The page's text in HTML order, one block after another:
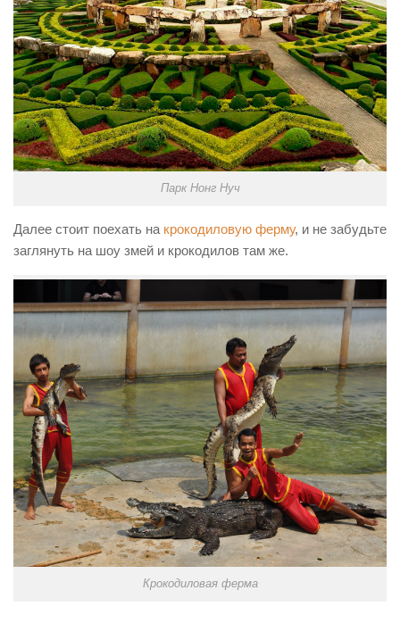
Парк Нонг Нуч
Далее стоит поехать на крокодиловую ферму, и не забудьте
заглянуть на шоу змей и крокодилов там же.
Крокодиловая ферма